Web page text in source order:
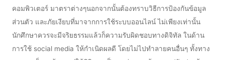
คอมพิวเตอร์ มาตราต่างๆนอกจากนั้นต้องทราบวิธีการป้องกันข้อมูล
ส่วนตัว และภัยเงียบที่มาจากการใช้ระบบออนไลน์ ไม่เพียงเท่านั้น
นักศึกษาควรจะมีจริยธรรมแล้วก็ความรับผิดชอบทางดิจิทัล ในด้าน
การใช้ social media ให้กำเนิดผลดี โดยไม่ไปทำลายคนอื่นๆ ทั้งทาง